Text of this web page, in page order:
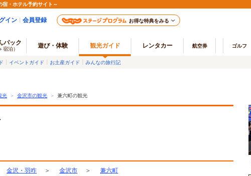
・ホテル予約サイト～
イン 会員登録 お得な特典をみる
パック
宿泊） 遊び・体験 観光ガイド レンタカー 航空券 ゴルフ
イベントガイド お土産ガイド みんなの旅行記
光 ＞ 金沢市の観光 ＞ 兼六町の観光
金沢・羽咋 ＞ 金沢市 ＞
兼六町